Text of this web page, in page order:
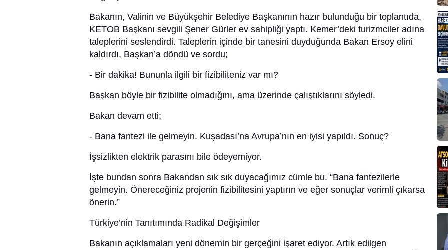
Bakanın, Valinin ve Büyükşehir Belediye Başkanının hazır bulunduğu bir toplantıda,
KETOB Başkanı sevgili Şener Gürler ev sahipliği yaptı. Kemer’deki turizmciler adına
taleplerini seslendirdi. Taleplerin içinde bir tanesini duyduğunda Bakan Ersoy elini
kaldırdı, Başkan’a döndü ve sordu;
- Bir dakika! Bununla ilgili bir fizibiliteniz var mı?
Başkan böyle bir fizibilite olmadığını, ama üzerinde çalıştıklarını söyledi.
Bakan devam etti;
- Bana fantezi ile gelmeyin. Kuşadası’na Avrupa’nın en iyisi yapıldı. Sonuç?
İşsizlikten elektrik parasını bile ödeyemiyor.
İşte bundan sonra Bakandan sık sık duyacağımız cümle bu. “Bana fantezilerle
gelmeyin. Önereceğiniz projenin fizibilitesini yaptırın ve eğer sonuçlar verimli çıkarsa
önerin.”
Türkiye’nin Tanıtımında Radikal Değişimler
Bakanın açıklamaları yeni dönemin bir gerçeğini işaret ediyor. Artık edilgen